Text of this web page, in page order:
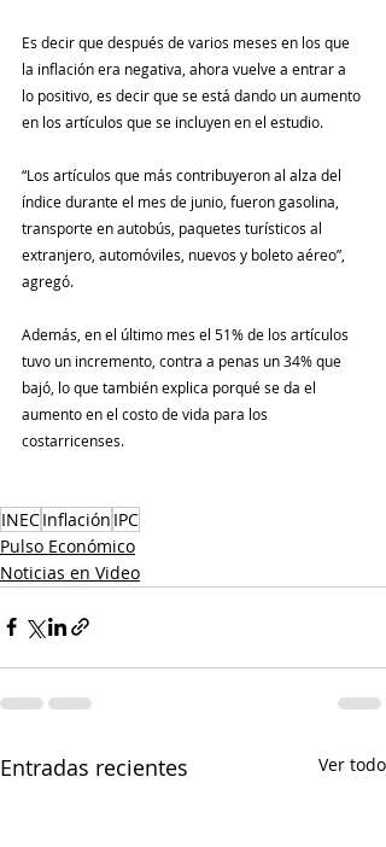
Es decir que después de varios meses en los que
la inflación era negativa, ahora vuelve a entrar a
lo positivo, es decir que se está dando un aumento
en los artículos que se incluyen en el estudio.
“Los artículos que más contribuyeron al alza del
índice durante el mes de junio, fueron gasolina,
transporte en autobús, paquetes turísticos al
extranjero, automóviles, nuevos y boleto aéreo”,
agregó.
Además, en el último mes el 51% de los artículos
tuvo un incremento, contra a penas un 34% que
bajó, lo que también explica porqué se da el
aumento en el costo de vida para los
costarricenses.
INECInflación IPC
Pulso Económico
Noticias en Video
Entradas recientes Ver todo